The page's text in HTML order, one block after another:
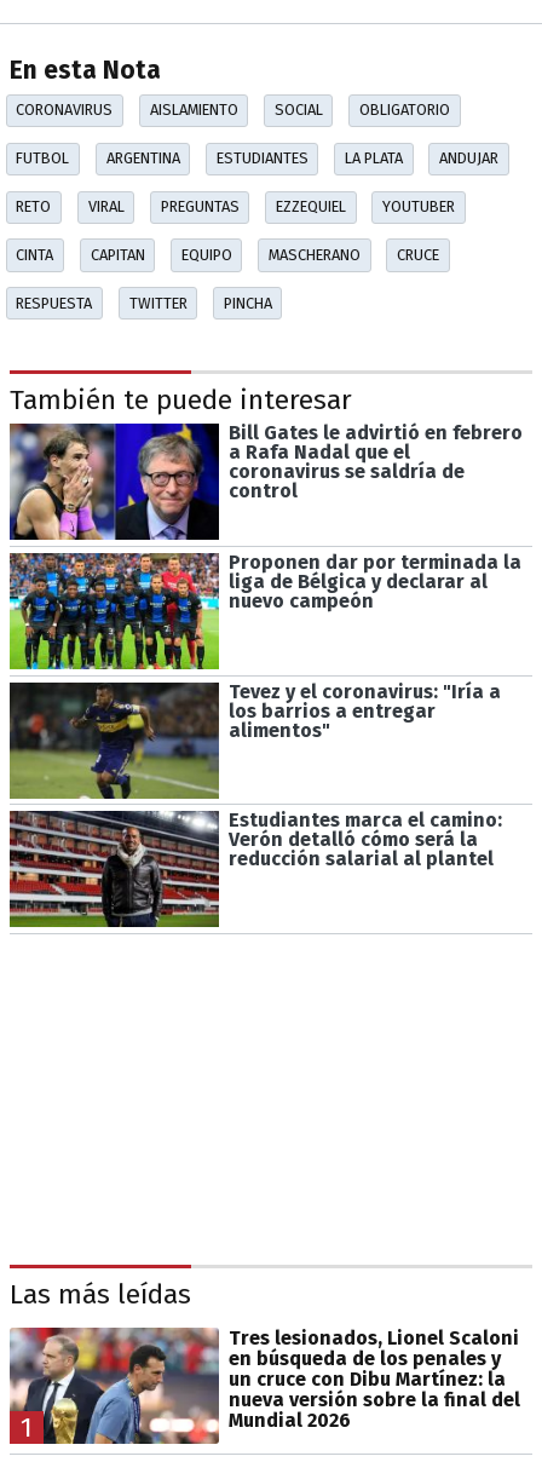
En esta Nota
CORONAVIRUS AISLAMIENTO SOCIAL OBLIGATORIO
FUTBOL ARGENTINA ESTUDIANTES LA PLATA ANDUJAR
RETO VIRAL PREGUNTAS EZZEQUIEL YOUTUBER
CINTA CAPITAN EQUIPO MASCHERANO CRUCE
RESPUESTA TWITTER PINCHA
También te puede interesar
Bill Gates le advirtió en febrero
a Rafa Nadal que el
coronavirus se saldría de
control
Proponen dar por terminada la
liga de Bélgica y declarar al
nuevo campeón
Tevez y el coronavirus: "Iría a
los barrios a entregar
alimentos"
Estudiantes marca el camino:
Verón detalló cómo será la
reducción salarial al plantel
Las más leídas
1
Tres lesionados, Lionel Scaloni
en búsqueda de los penales y
un cruce con Dibu Martínez: la
nueva versión sobre la final del
Mundial 2026